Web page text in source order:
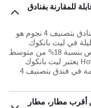
للمقارنة بفنادق
في بانكوك، يبلغ متوسط ​​سعر الليلة للفنادق بتصنيف 4 نجوم هو
في ليت بانكوك
ريزيدانس حوالي 336 ﷼ وهو سعر أرخص بنسبة 18% من متوسط
الأسعار في المدينة. في HotelsCombined يعتبر ليت بانكوك
ريزيدانس صفقة جيدة إذا كنت تود الإقامة في فندق بتصنيف 4
أقرب مطار، مطار